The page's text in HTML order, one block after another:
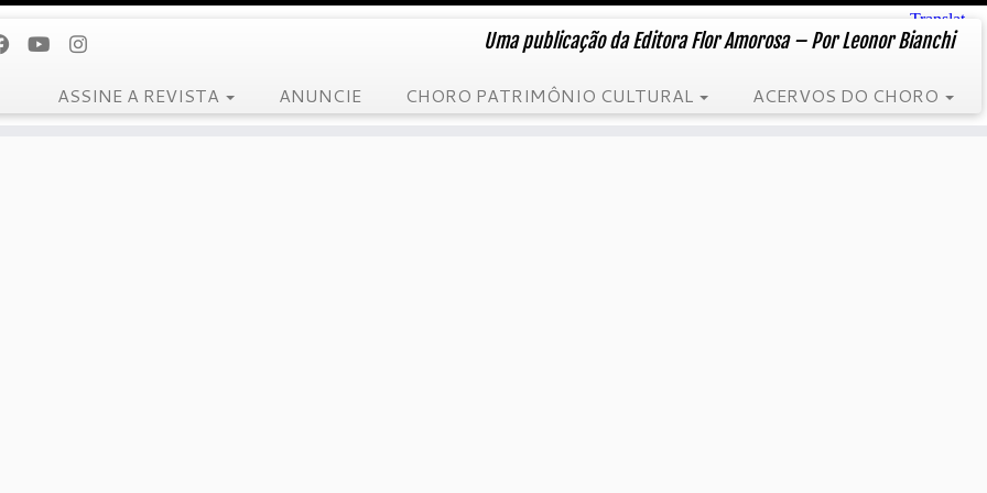
Uma publicação da Editora Flor Amorosa – Por Leonor Bianchi
ASSINE A REVISTA ANUNCIE CHORO PATRIMÔNIO CULTURAL ACERVOS DO CHORO